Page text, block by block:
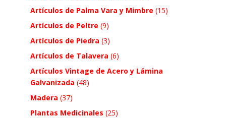
Artículos de Palma Vara y Mimbre (15)
Artículos de Peltre (9)
Artículos de Piedra (3)
Artículos de Talavera (6)
Artículos Vintage de Acero y Lámina
Galvanizada (48)
Madera (37)
Plantas Medicinales (25)